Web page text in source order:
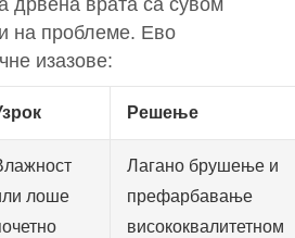
дрвена врата са сувом
на проблеме. Ево
изазове:
Решење
лоше
Лагано брушење и
префарбавање
висококвалитетном